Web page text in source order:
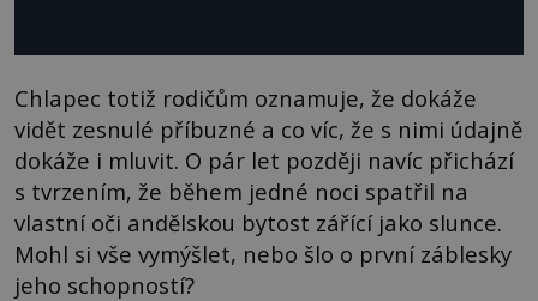
Chlapec totiž rodičům oznamuje, že dokáže
vidět zesnulé příbuzné a co víc, že s nimi údajně
dokáže i mluvit. O pár let později navíc přichází
s tvrzením, že během jedné noci spatřil na
vlastní oči andělskou bytost zářící jako slunce.
Mohl si vše vymýšlet, nebo šlo o první záblesky
jeho schopností?